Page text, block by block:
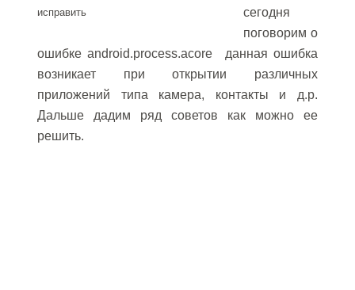
сегодня
поговорим о
ошибке android.process.acore данная ошибка
возникает при открытии различных
приложений типа камера, контакты и д.р.
Дальше дадим ряд советов как можно ее
решить.